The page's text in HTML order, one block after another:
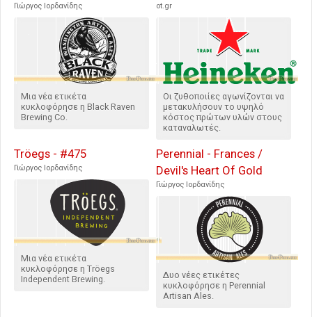
Γιώργος Ιορδανίδης
Μια νέα ετικέτα
κυκλοφόρησε η Black Raven
Brewing Co.
ot.gr
Οι ζυθοποιίες αγωνίζονται να
μετακυλήσουν το υψηλό
κόστος πρώτων υλών στους
καταναλωτές.
Tröegs - #475
Γιώργος Ιορδανίδης
Μια νέα ετικέτα
κυκλοφόρησε η Tröegs
Independent Brewing.
Perennial - Frances /
Devil's Heart Of Gold
Γιώργος Ιορδανίδης
Δυο νέες ετικέτες
κυκλοφόρησε η Perennial
Artisan Ales.